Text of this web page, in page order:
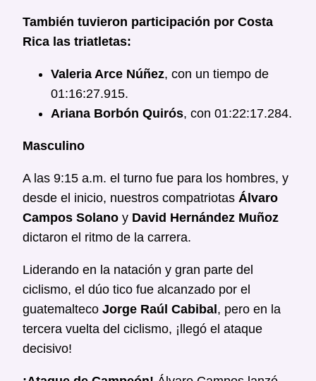
También tuvieron participación por Costa
Rica las triatletas:
Valeria Arce Núñez, con un tiempo de
01:16:27.915.
Ariana Borbón Quirós, con 01:22:17.284.
Masculino
A las 9:15 a.m. el turno fue para los hombres, y
desde el inicio, nuestros compatriotas Álvaro
Campos Solano y David Hernández Muñoz
dictaron el ritmo de la carrera.
Liderando en la natación y gran parte del
ciclismo, el dúo tico fue alcanzado por el
guatemalteco Jorge Raúl Cabibal, pero en la
tercera vuelta del ciclismo, ¡llegó el ataque
decisivo!